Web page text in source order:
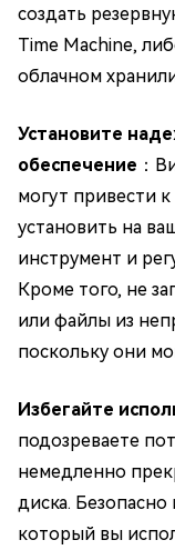
создать
Time Machine,
облачном
Установите
обеспечение ：
могут привести
установить на
инструмент и
Кроме того, не
или файлы из
поскольку они
Избегайте
подозреваете
немедленно
диска.
который вы